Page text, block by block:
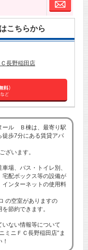
こちらから
長野稲田店
ール Ｂ棟は、最寄り駅
徒歩7分にある賃貸アパ
ざいます。
場、バス・トイレ別、
宅配ボックス等の設備が
インターネットの使用料
の空室がありますの
節約できます。
いない情報等について
ミニＦＣ長野稲田店”ま